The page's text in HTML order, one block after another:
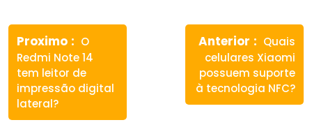
Navegação
de
Post
Proximo
Previous
post:
O
Redmi Note 14
tem leitor de
impressão digital
lateral?
Anterior
Next
post:
Quais
celulares Xiaomi
possuem suporte
à tecnologia NFC?